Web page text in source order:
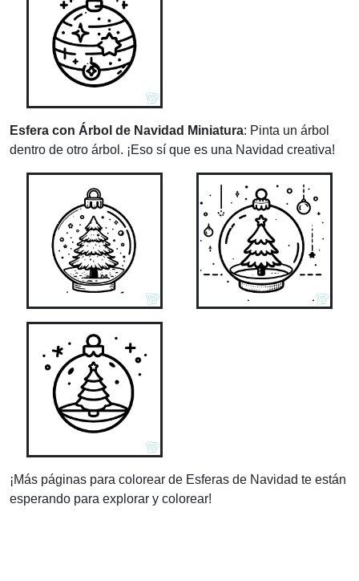
Esfera con Árbol de Navidad Miniatura: Pinta un árbol
dentro de otro árbol. ¡Eso sí que es una Navidad creativa!
¡Más páginas para colorear de Esferas de Navidad te están
esperando para explorar y colorear!